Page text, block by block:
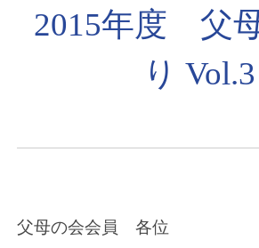
保護者の方へ
お問い合わせ
2015年度 父
り Vol.3
父母の会会員 各位